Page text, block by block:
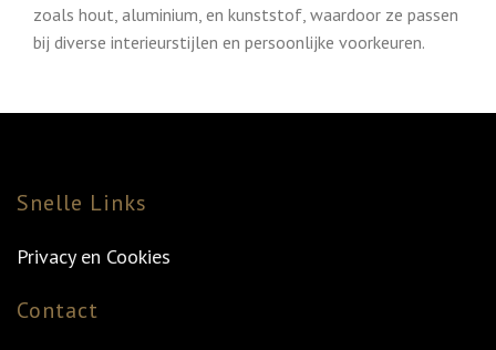
zoals hout, aluminium, en kunststof, waardoor ze passen
bij diverse interieurstijlen en persoonlijke voorkeuren.
Snelle Links
Privacy en Cookies
Contact